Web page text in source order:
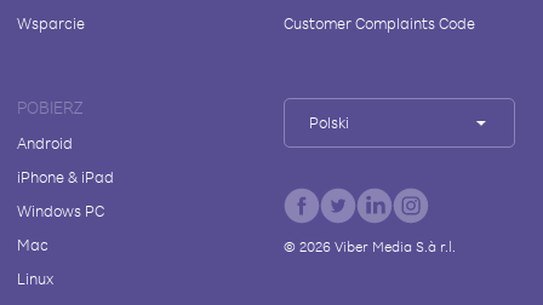
Wsparcie
Customer Complaints Code
POBIERZ
Android
iPhone & iPad
Windows PC
Mac
Linux
Polski
© 2026Viber Media S.à r.l.